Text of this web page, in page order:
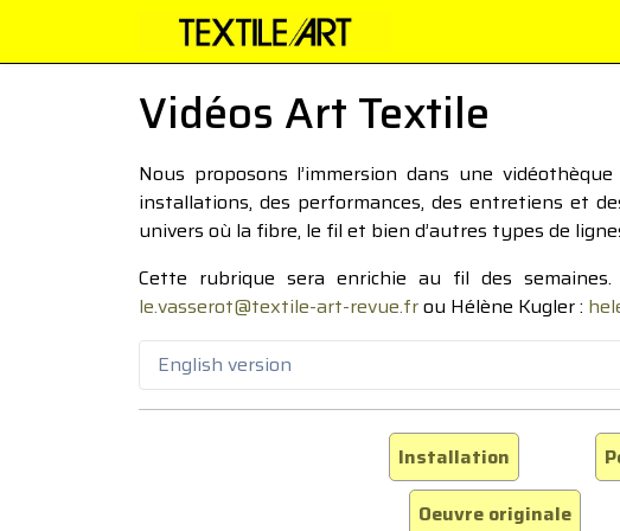
Vidéos Art Textile
Nous proposons l’immersion dans une
installations, des performances, des entretiens et
univers où la fibre, le fil et bien d’autres types de
Cette rubrique sera enrichie au fil des
le.vasserot@textile-art-revue.frou Hélène Kugler :
English version
Installation
Oeuvre originale